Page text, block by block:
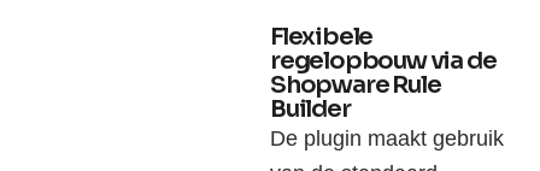
Flexibele
regelopbouw via de
Shopware Rule
Builder
De plugin maakt gebruik